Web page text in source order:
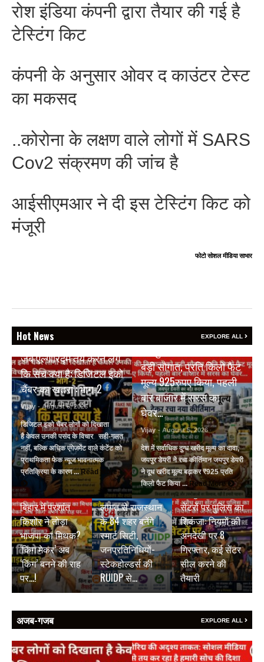
रोश इंडिया कंपनी द्वारा तैयार की गई है
टेस्टिंग किट
कंपनी के अनुसार ओवर द काउंटर टेस्ट
का मकसद
..कोरोना के लक्षण वाले लोगों में SARS
Cov2 संक्रमण की जांच है
आईसीएमआर ने दी इस टेस्टिंग किट को
मंजूरी
फोटो सोशल मीडिया साभार
Hot News EXPLORE ALL
BREAKING NEWS
जब एल्गोरिद्म तय करने लगे
कि सच क्या है: डिजिटल इको
चैंबर का खतरा : भाग-2
Vijay - August 6, 2026
डिजिटल इको चैंबर लोगों को दिखाता
है केवल उनकी पसंद के विचार सही-गलत
नहीं, बल्कि अधिक एंगेजमेंट वाले कंटेंट को
प्राथमिकता फेक न्यूज भावनात्मक
प्रतिक्रिया के कारण ... Read More
बड़ी सौगात, प्रति किलो फैट
मूल्य 925रुपए किया, पहली
बार बाजार में सरस का
घेवर…
Vijay - August 5, 2026
देश में सर्वाधिक दुग्ध खरीद मूल्य का दावा,
जयपुर डेयरी ने रचा कीर्तिमान जयपुर डेयरी
ने दूध खरीद मूल्य बढ़ाकर ₹925 प्रति
किलो फैट किया ... Read More
BREAKING NEWS
बिहार में प्रशांत
किशोर ने तोड़ा
भाजपा का मिथक?
‘किंग मेकर’ अब
‘किंग’ बनने की राह
पर…!
BREAKING NEWS
₹9500 करोड़ की
लागत से राजस्थान
के 84 शहर बनेंगे
स्मार्ट सिटी,
जनप्रतिनिधियों-
स्टेकहोल्डर्स की
RUIDP से…
BREAKING NEWS
जयपुर में अवैध स्पा
सेंटरों पर पुलिस का
शिकंजा: नियमों की
अनदेखी पर 8
गिरफ्तार, कई सेंटर
सील करने की
तैयारी
अजब-गजब EXPLORE ALL